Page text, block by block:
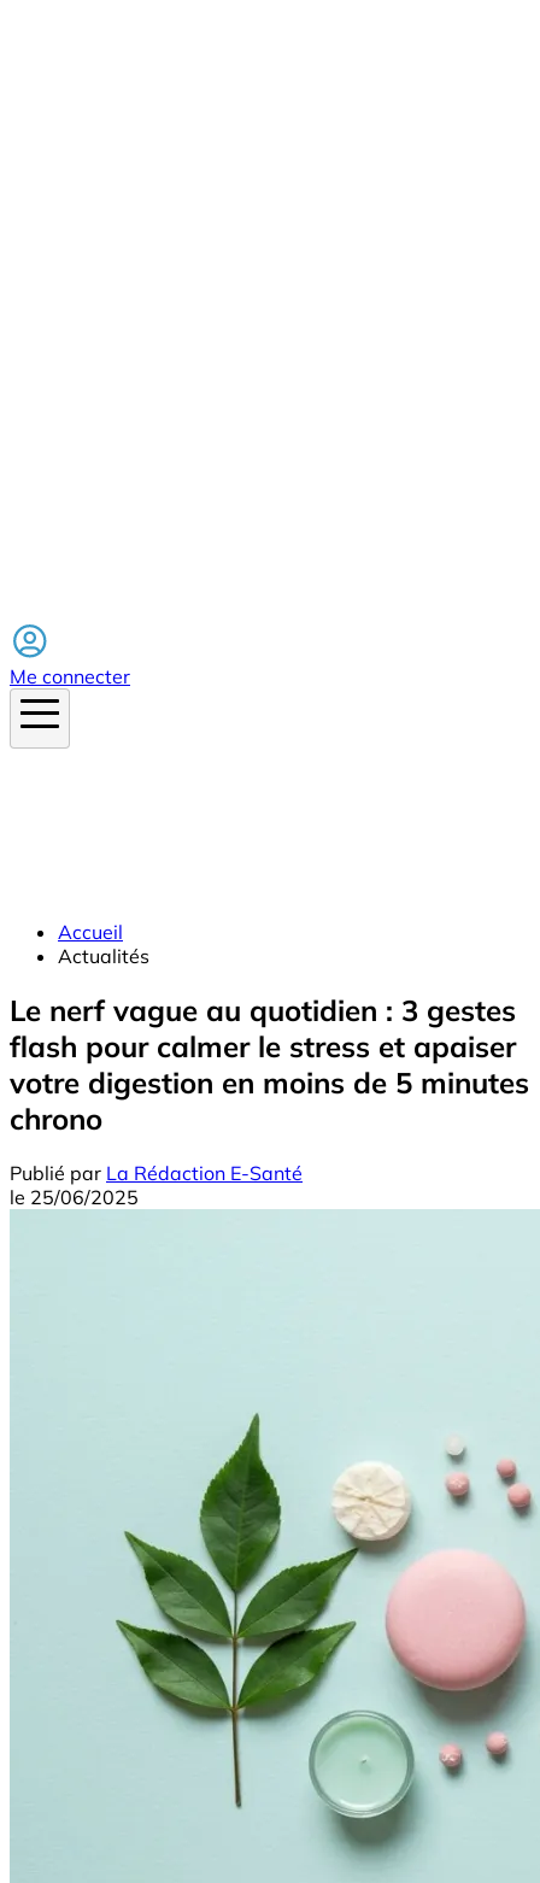
Me connecter
Accueil
Actualités
Le nerf vague au quotidien : 3 gestes
flash pour calmer le stress et apaiser
votre digestion en moins de 5 minutes
chrono
Publié par La Rédaction E-Santé
le 25/06/2025